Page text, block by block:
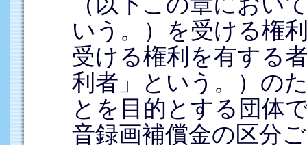
いう。）を受ける権
受ける権利を有する
利者」という。）の
とを目的とする団体
音録画補償金の区分